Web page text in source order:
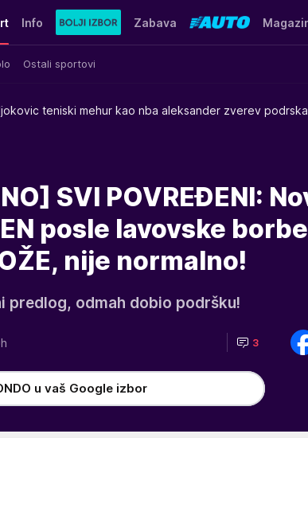
Ostali sportovi
Info Zabava
teniski mehur kao nba aleksander zverev
SVI POVREĐENI:
posle lavovske
nije normalno!
predlog, odmah dobio podršku!
3
u vaš Google izbor